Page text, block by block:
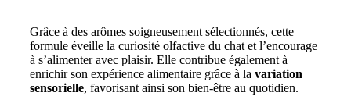
Grâce à des arômes soigneusement sélectionnés, cette
formule éveille la curiosité olfactive du chat et l’encourage
à s’alimenter avec plaisir. Elle contribue également à
enrichir son expérience alimentaire grâce à la variation
sensorielle, favorisant ainsi son bien-être au quotidien.